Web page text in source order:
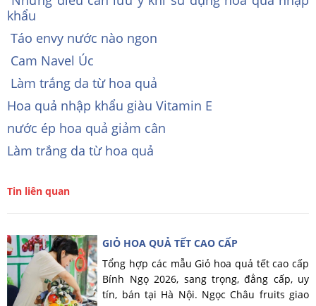
khẩu
Táo envy nước nào ngon
Cam Navel Úc
Làm trắng da từ hoa quả
Hoa quả nhập khẩu giàu Vitamin E
nước ép hoa quả giảm cân
Làm trắng da từ hoa quả
Tin liên quan
GIỎ HOA QUẢ TẾT CAO CẤP
Tổng hợp các mẫu Giỏ hoa quả tết cao cấp
Bính Ngọ 2026, sang trọng, đẳng cấp, uy
tín, bán tại Hà Nội. Ngọc Châu fruits giao